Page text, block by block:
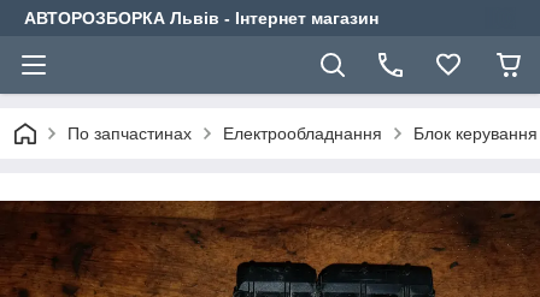
АВТОРОЗБОРКА Львів - Інтернет магазин
По запчастинах Електрообладнання Блок